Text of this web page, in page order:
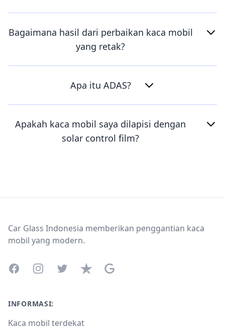
Bagaimana hasil dari perbaikan kaca mobil
yang retak?
Apa itu ADAS?
Apakah kaca mobil saya dilapisi dengan
solar control film?
Car Glass Indonesia memberikan penggantian kaca
mobil yang modern.
FacebookInstagramTwitterTrustpilotGoogle Business Profile
INFORMASI:
Kaca mobil terdekat